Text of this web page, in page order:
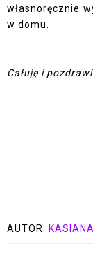
własnoręcznie
w domu.
Całuję i
AUTOR: